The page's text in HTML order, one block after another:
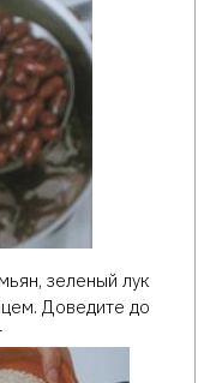
зеленый лук
Доведите до